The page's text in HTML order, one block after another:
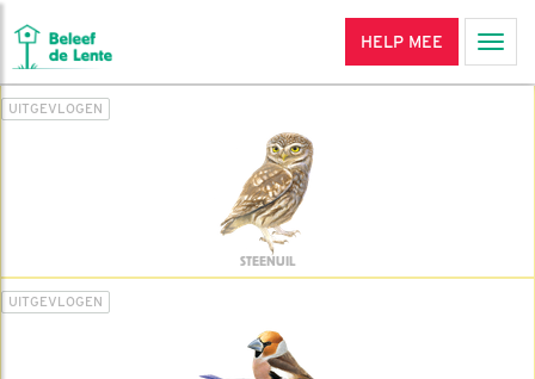
HELP MEE
UITGEVLOGEN
STEENUIL
UITGEVLOGEN